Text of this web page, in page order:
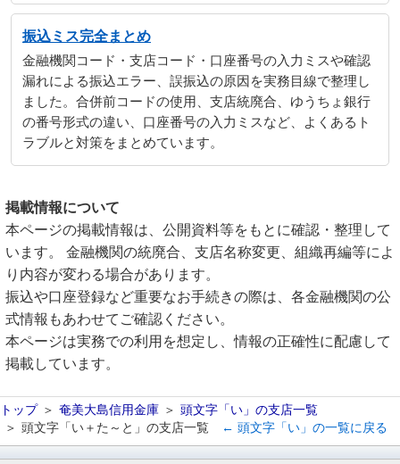
振込ミス完全まとめ
金融機関コード・支店コード・口座番号の入力ミスや確認
漏れによる振込エラー、誤振込の原因を実務目線で整理し
ました。合併前コードの使用、支店統廃合、ゆうちょ銀行
の番号形式の違い、口座番号の入力ミスなど、よくあるト
ラブルと対策をまとめています。
掲載情報について
本ページの掲載情報は、公開資料等をもとに確認・整理して
います。 金融機関の統廃合、支店名称変更、組織再編等によ
り内容が変わる場合があります。
振込や口座登録など重要なお手続きの際は、各金融機関の公
式情報もあわせてご確認ください。
本ページは実務での利用を想定し、情報の正確性に配慮して
掲載しています。
トップ 奄美大島信用金庫
頭文字「い」の支店一覧
頭文字「い＋た～と」の支店一覧
← 頭文字「い」の一覧に戻る